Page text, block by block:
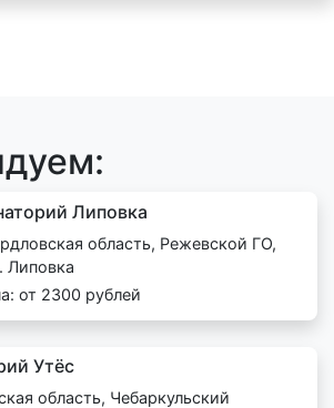
Липовка
область, Режевской ГО,
Липовка
от 2300 рублей
Утёс
область, Чебаркульский